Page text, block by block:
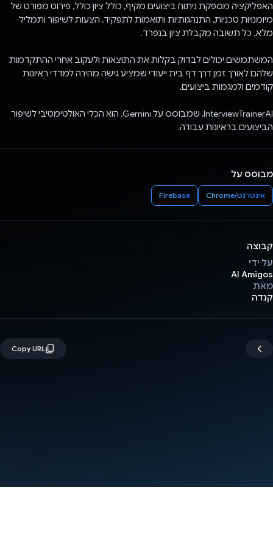
האפליקציה מספקת ניתוח ביצועים מקיף, כולל ציון כולל, פירוט מפורט של
מיומנויות טכניות, התנהגותיות ותואמות לתפקיד, הצעות לשיפור ותמליל
מלא. כל תשובה מקבלת ציון בנפרד.
המשתמשים יכולים לבדוק בקלות את התוצאות ולעקוב אחרי ההתקדמות
שלהם לאורך זמן דרך דף בית ייעודי שמציע גישה מהירה למדדי ראיונות
קודמים ולמגמות ביצועים.
InterviewTrainerAI, שמבוסס על Gemini, הוא הכלי האולטימטיבי לשיפור
הביצועים בראיונות עבודה.
מבוסס על
אינטרנט/Chrome Firebase
קבוצה
על ידי
AI Amigos
מאת
קנדה